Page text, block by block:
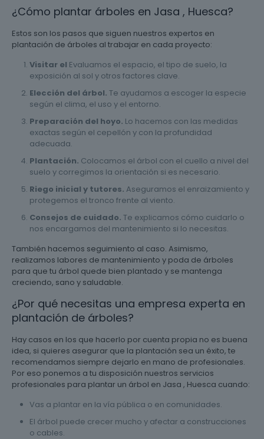
¿Cómo plantar árboles en Jasa , Huesca?
Estos son los pasos que siguen nuestros expertos en
plantación de árboles al trabajar en cada proyecto:
Visitar el Evaluamos el espacio, el tipo de suelo, la
exposición al sol y otros factores clave.
Elección del árbol. Te ayudamos a escoger la especie
según el clima, el uso y el entorno.
Preparación del hoyo. Lo hacemos con las medidas
exactas según el cepellón y con la profundidad
adecuada.
Plantación. Colocamos el árbol con el cuello a nivel del
suelo y corregimos la orientación si es necesario.
Riego inicial y tutores. Aseguramos el enraizamiento y
protegemos el tronco frente al viento.
Consejos de cuidado. Te explicamos cómo cuidarlo o
nos encargamos del mantenimiento si lo necesitas.
También hacemos seguimiento al caso. Asimismo,
realizamos labores de mantenimiento y poda de árboles
para que tu árbol quede bien plantado y se mantenga
creciendo, sano y saludable.
¿Por qué necesitas una empresa experta en
plantación de árboles?
Hay casos en los que hacerlo por cuenta propia no es buena
idea, si quieres asegurar que la plantación sea un éxito, te
recomendamos siempre dejarlo en mano de profesionales.
Por eso ponemos a tu disposición nuestros servicios
profesionales para plantar un árbol en Jasa , Huesca cuando:
Vas a plantar en la vía pública o en comunidades.
El árbol puede crecer mucho y afectar a construcciones
o cables.